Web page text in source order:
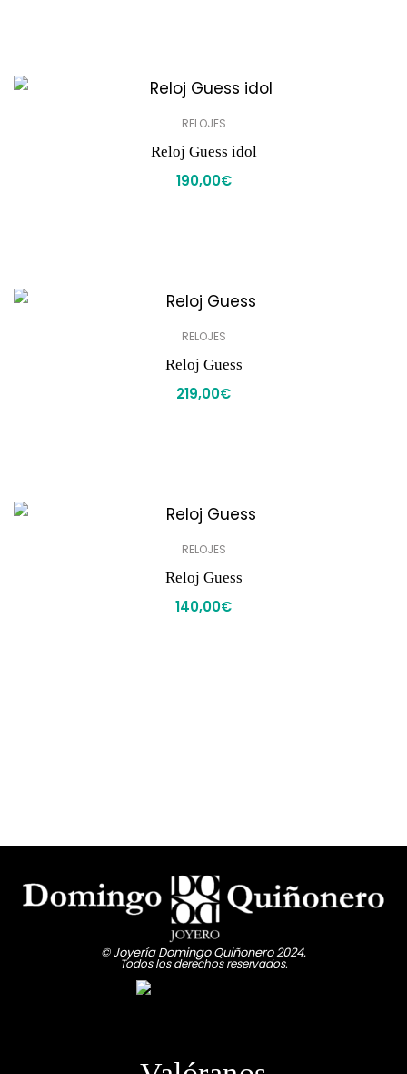
RELOJES
Reloj Guess idol
190,00€
RELOJES
Reloj Guess
219,00€
RELOJES
Reloj Guess
140,00€
© Joyería Domingo Quiñonero 2024.
Todos los derechos reservados.